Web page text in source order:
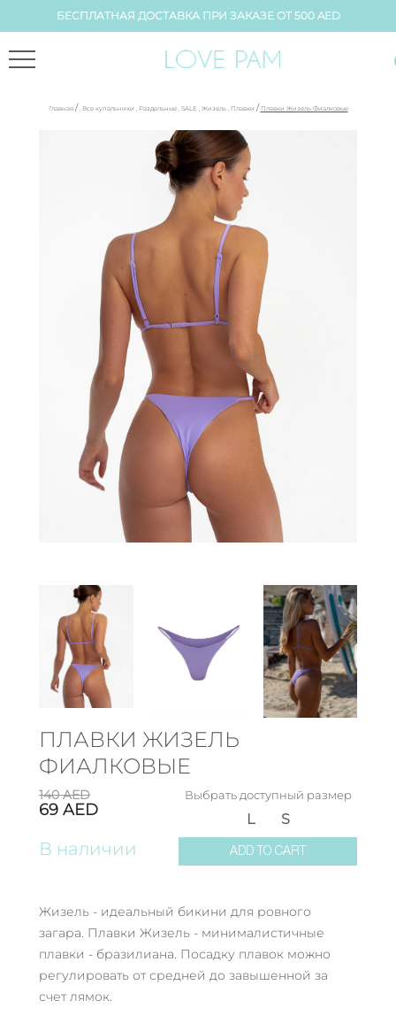
БЕСПЛАТНАЯ ДОСТАВКА ПРИ ЗАКАЗЕ ОТ 500 AED
Главная / , Все купальники , Раздельные, SALE , Жизель, Плавки / Плавки Жизель Фиалковые
ПЛАВКИ ЖИЗЕЛЬ
ФИАЛКОВЫЕ
140AED
69 AED
В наличии
Выбрать доступный размер
S
L
ADD TO CART
Жизель - идеальный бикини для ровного
загара. Плавки Жизель - минималистичные
плавки - бразилиана. Посадку плавок можно
регулировать от средней до завышенной за
счет лямок.